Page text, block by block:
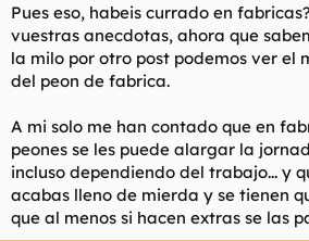
Pues eso, habeis currado en
vuestras anecdotas, ahora que
la milo por otro post podemos ver el
del peon de fabrica.
A mi solo me han contado que en
peones se les puede alargar la
incluso dependiendo del trabajo... y
acabas lleno de mierda y se tienen
que al menos si hacen extras se las